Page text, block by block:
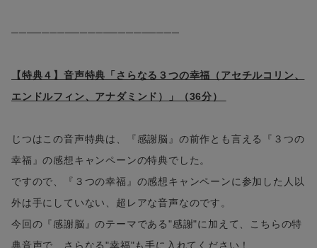
──────────────────────
【特典４】音声特典「さらなる３つの幸福（アセチルコリン、
エンドルフィン、アナダミンド）」（36分）
じつはこの音声特典は、『感謝脳』の前作とも言える『３つの
幸福』の感想キャンペーンの特典でした。
ですので、『３つの幸福』の感想キャンペーンに参加した人以
外は手にしていない、超レアな音声なのです。
今回の『感謝脳』のテーマである"感謝"に加えて、こちらの特
典音声で、さらなる"幸福"も手に入れてください！